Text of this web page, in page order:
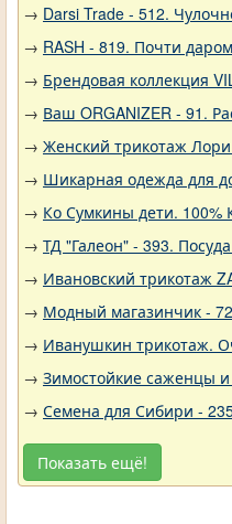
→ Darsi Trade - 512.
→ RASH - 819. Почти даром
→ Брендовая коллекция
→ Ваш ORGANIZER - 91.
→ Женский трикотаж
→ Шикарная одежда для
→ Ко Сумкины дети.
→ ТД "Галеон" - 393.
→ Ивановский трикотаж
→ Модный магазинчик -
→ Иванушкин трикотаж.
→ Зимостойкие саженцы
→ Семена для Сибири -
Показать ещё!